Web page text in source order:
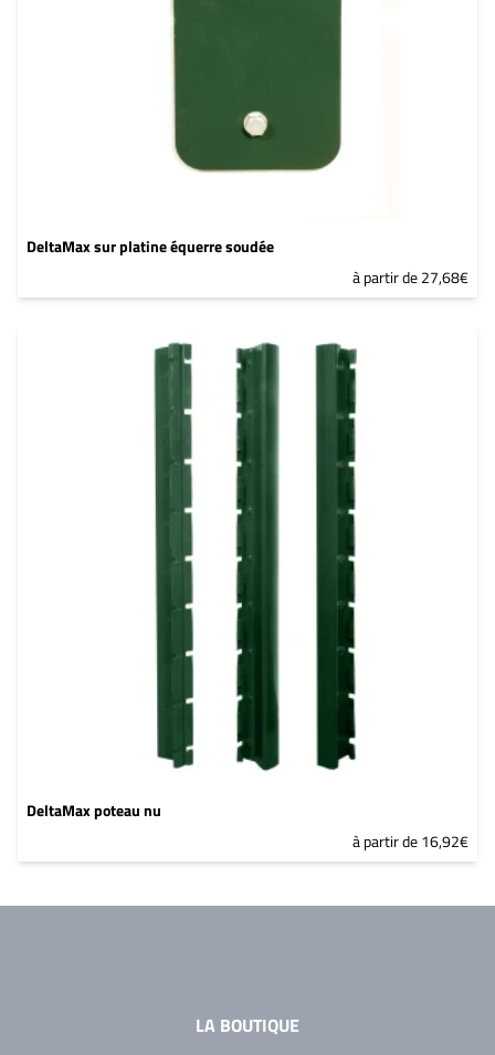
DeltaMax sur platine équerre soudée
à partir de 27,68€
DeltaMax poteau nu
à partir de 16,92€
LA BOUTIQUE